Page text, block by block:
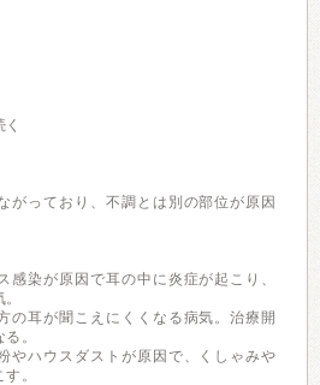
がっており、不調とは別の部位が原因
感染が原因で耳の中に炎症が起こり、
の耳が聞こえにくくなる病気。治療開
。
やハウスダストが原因で、くしゃみや
。